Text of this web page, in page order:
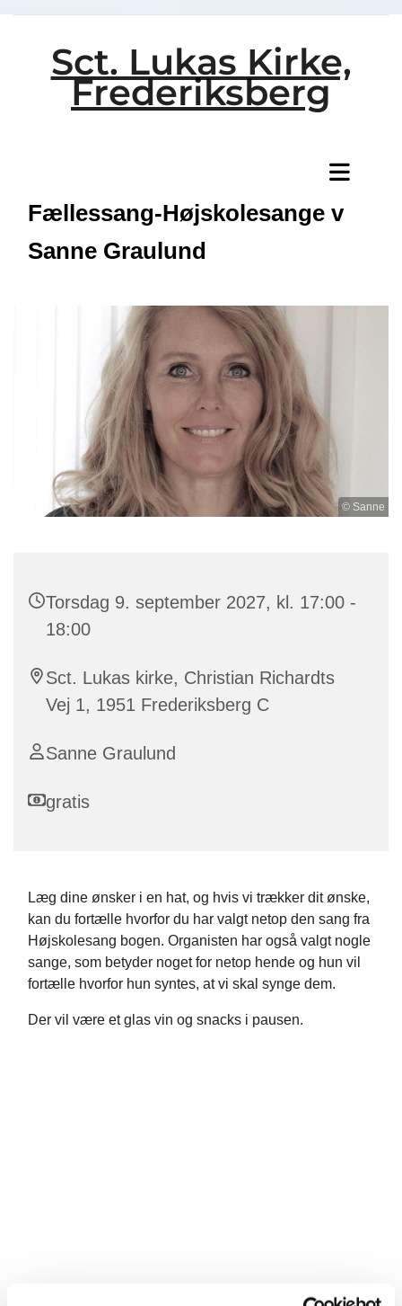
Sct. Lukas Kirke,
Frederiksberg
Fællessang-Højskolesange v
Sanne Graulund
© Sanne
Torsdag 9. september 2027, kl. 17:00 -
18:00
Sct. Lukas kirke, Christian Richardts
Vej 1, 1951 Frederiksberg C
Sanne Graulund
gratis
Læg dine ønsker i en hat, og hvis vi trækker dit ønske,
kan du fortælle hvorfor du har valgt netop den sang fra
Højskolesang bogen. Organisten har også valgt nogle
sange, som betyder noget for netop hende og hun vil
fortælle hvorfor hun syntes, at vi skal synge dem.
Der vil være et glas vin og snacks i pausen.